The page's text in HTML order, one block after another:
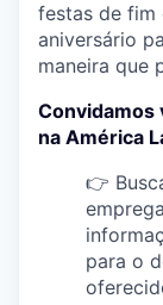
festas de fim
aniversário
maneira que
Convidamos
na América
👉
para o